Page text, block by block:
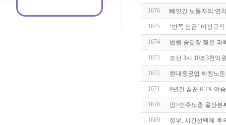
1676 빼앗긴 노동자의 연
1675 ‘반쪽 임금’ 비정규
1674 법원 송달장 찢은
1673 조선 3사 10조3천억
1672 현대중공업 하청노
1671 9년간 꿈꾼 KTX 여
1670 펌>민주노총 울산본
1669 정부, 시간선택제 후